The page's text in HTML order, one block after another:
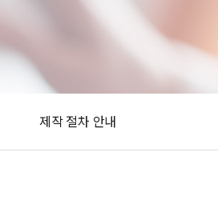
제작 절차 안내